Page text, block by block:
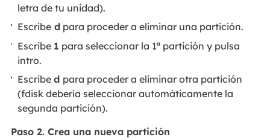
letra de tu unidad).
Escribe d para proceder a eliminar una partición.
Escribe 1 para seleccionar la 1ª partición y pulsa
intro.
Escribed para proceder a eliminar otra partición
(fdisk debería seleccionar automáticamente la
segunda partición).
Paso 2. Crea una nueva partición